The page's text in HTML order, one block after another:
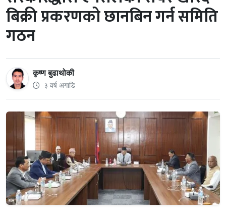
बिक्री प्रकरणको छानबिन गर्न समिति
गठन
कृष्ण बुढाथोकी
३ वर्ष अगाडि